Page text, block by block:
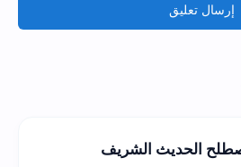
إرسال تعليق
الحديث الشريف